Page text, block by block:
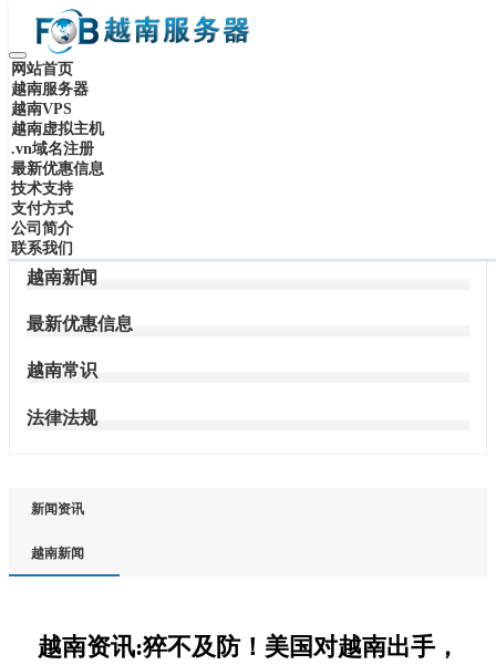
越南服务器
越南主机
越南服务器最新优惠活动...
Toggle
navigation
网站首页
越南服务器
越南VPS
越南虚拟主机
.vn域名注册
最新优惠信息
技术支持
支付方式
公司简介
联系我们
文章归档
越南新闻
最新优惠信息
越南常识
法律法规
新闻资讯
越南新闻
越南资讯:猝不及防！美国对越南出手，